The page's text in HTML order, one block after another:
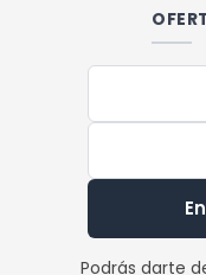
Podrás darte